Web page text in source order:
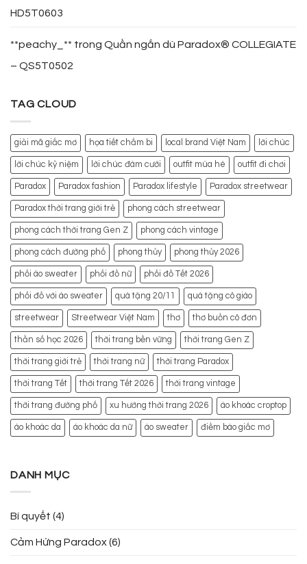
HD5T0603
**peachy_** trong Quần ngắn dù Paradox® COLLEGIATE
– QS5T0502
TAG CLOUD
giải mã giấc mơ họa tiết chấm bi local brand Việt Nam lời chúc
lời chúc kỷ niệm lời chúc đám cưới outfit mùa hè outfit đi chơi
Paradox Paradox fashion Paradox lifestyle Paradox streetwear
Paradox thời trang giới trẻ phong cách streetwear
phong cách thời trang Gen Z phong cách vintage
phong cách đường phố phong thủy phong thủy 2026
phối áo sweater phối đồ nữ phối đồ Tết 2026
phối đồ với áo sweater quà tặng 20/11 quà tặng cô giáo
streetwear Streetwear Việt Nam thơ thơ buồn cô đơn
thần số học 2026 thời trang bền vững thời trang Gen Z
thời trang giới trẻ thời trang nữ thời trang Paradox
thời trang Tết thời trang Tết 2026 thời trang vintage
thời trang đường phố xu hướng thời trang 2026 áo khoác croptop
áo khoác da áo khoác da nữ áo sweater điềm báo giấc mơ
DANH MỤC
Bí quyết (4)
Cảm Hứng Paradox(6)